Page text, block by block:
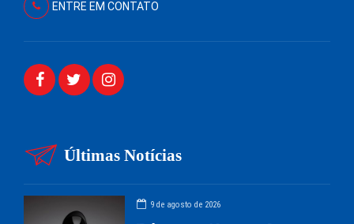
ENTRE EM CONTATO
Últimas Notícias
9 de agosto de 2026